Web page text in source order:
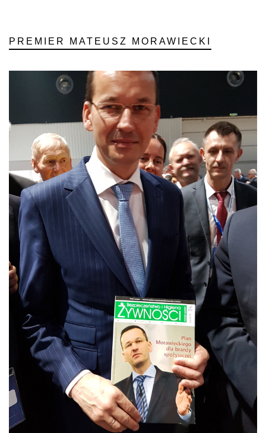
PREMIER MATEUSZ MORAWIECKI